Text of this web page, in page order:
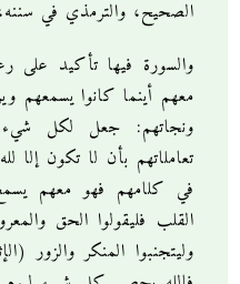
الصحيح، والترمذي في
والسورة فيها تأكيد على
معهم أينما كانوا يسمعهم
ونجاتهم: جعل لكل
تعاملاتهم بأن لا تكون إلا
في كلامهم فهو معهم
القلب فليقولوا الحق
وليتجنبوا المنكر والزور